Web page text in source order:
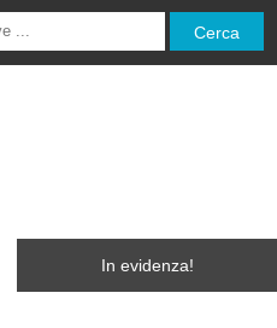
In evidenza!